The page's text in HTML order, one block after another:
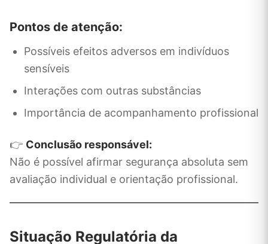
Pontos de atenção:
Possíveis efeitos adversos em indivíduos
sensíveis
Interações com outras substâncias
Importância de acompanhamento profissional
👉 Conclusão responsável:
Não é possível afirmar segurança absoluta sem
avaliação individual e orientação profissional.
Situação Regulatória da